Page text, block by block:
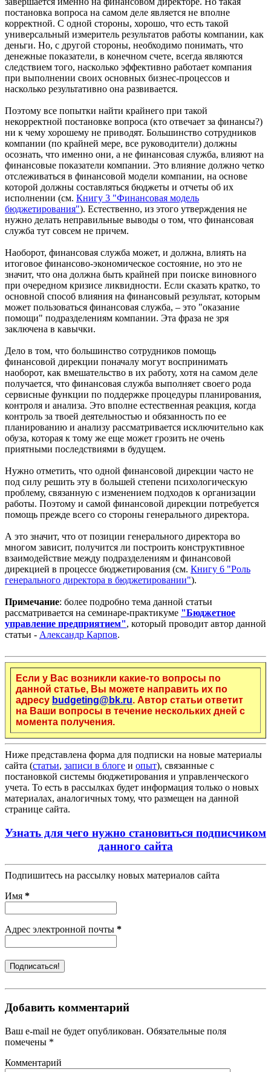
постановка вопроса на самом деле является не вполне
корректной. С одной стороны, хорошо, что есть такой
универсальный измеритель результатов работы компании, как
деньги. Но, с другой стороны, необходимо понимать, что
денежные показатели, в конечном счете, всегда являются
следствием того, насколько эффективно работает компания
при выполнении своих основных бизнес-процессов и
насколько результативно она развивается.
Поэтому все попытки найти крайнего при такой
некорректной постановке вопроса (кто отвечает за финансы?)
ни к чему хорошему не приводят. Большинство сотрудников
компании (по крайней мере, все руководители) должны
осознать, что именно они, а не финансовая служба, влияют на
финансовые показатели компании. Это влияние должно четко
отслеживаться в финансовой модели компании, на основе
которой должны составляться бюджеты и отчеты об их
исполнении (см. Книгу 3 "Финансовая модель
бюджетирования"). Естественно, из этого утверждения не
нужно делать неправильные выводы о том, что финансовая
служба тут совсем не причем.
Наоборот, финансовая служба может, и должна, влиять на
итоговое финансово-экономическое состояние, но это не
значит, что она должна быть крайней при поиске виновного
при очередном кризисе ликвидности. Если сказать кратко, то
основной способ влияния на финансовый результат, которым
может пользоваться финансовая служба, – это "оказание
помощи" подразделениям компании. Эта фраза не зря
заключена в кавычки.
Дело в том, что большинство сотрудников помощь
финансовой дирекции поначалу могут воспринимать
наоборот, как вмешательство в их работу, хотя на самом деле
получается, что финансовая служба выполняет своего рода
сервисные функции по поддержке процедуры планирования,
контроля и анализа. Это вполне естественная реакция, когда
контроль за твоей деятельностью и обязанность по ее
планированию и анализу рассматривается исключительно как
обуза, которая к тому же еще может грозить не очень
приятными последствиями в будущем.
Нужно отметить, что одной финансовой дирекции часто не
под силу решить эту в большей степени психологическую
проблему, связанную с изменением подходов к организации
работы. Поэтому и самой финансовой дирекции потребуется
помощь прежде всего со стороны генерального директора.
А это значит, что от позиции генерального директора во
многом зависит, получится ли построить конструктивное
взаимодействие между подразделениям и финансовой
дирекцией в процессе бюджетирования (см. Книгу 6 "Роль
генерального директора в бюджетировании").
Примечание: более подробно тема данной статьи
рассматривается на семинаре-практикуме "Бюджетное
управление предприятием", который проводит автор данной
статьи - Александр Карпов.
Если у Вас возникли какие-то вопросы по
данной статье, Вы можете направить их по
адресу budgeting@bk.ru. Автор статьи ответит
на Ваши вопросы в течение нескольких дней с
момента получения.
Ниже представлена форма для подписки на новые материалы
сайта (статьи, записи в блоге и опыт), связанные с
постановкой системы бюджетирования и управленческого
учета. То есть в рассылках будет информация только о новых
материалах, аналогичных тому, что размещен на данной
странице сайта.
Узнать для чего нужно становиться подписчиком
данного сайта
Подпишитесь на рассылку новых материалов сайта
Имя *
Адрес электронной почты *
Добавить комментарий
Ваш e-mail не будет опубликован. Обязательные поля
помечены *
Комментарий